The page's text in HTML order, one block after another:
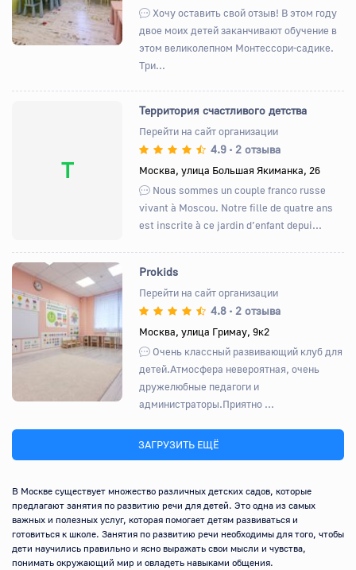
Хочу оставить свой отзыв! В этом году
двое моих детей заканчивают обучение в
этом великолепном Монтессори-садике.
Три...
Т
Территория счастливого детства
Перейти на сайт организации
4.9 • 2 отзыва
Москва, улица Большая Якиманка, 26
Nous sommes un couple franco russe
vivant à Moscou. Notre fille de quatre ans
est inscrite à ce jardin d’enfant depui...
Назад Вперед
Prokids
Перейти на сайт организации
4.8 • 2 отзыва
Москва, улица Гримау, 9к2
Очень классный развивающий клуб для
детей.Атмосфера невероятная, очень
дружелюбные педагоги и
администраторы.Приятно ...
ЗАГРУЗИТЬ ЕЩЁ
В Москве существует множество различных детских садов, которые
предлагают занятия по развитию речи для детей. Это одна из самых
важных и полезных услуг, которая помогает детям развиваться и
готовиться к школе. Занятия по развитию речи необходимы для того, чтобы
дети научились правильно и ясно выражать свои мысли и чувства,
понимать окружающий мир и овладеть навыками общения.